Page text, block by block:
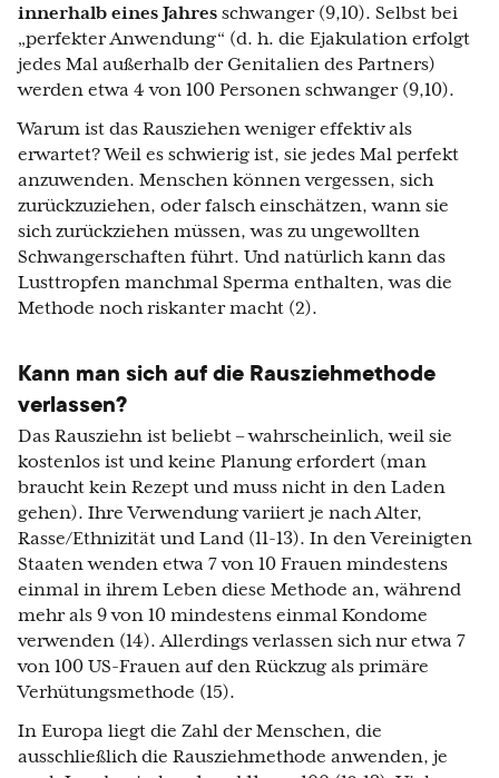
innerhalb eines Jahres schwanger (9,10). Selbst bei
„perfekter Anwendung“ (d. h. die Ejakulation erfolgt
jedes Mal außerhalb der Genitalien des Partners)
werden etwa 4 von 100 Personen schwanger (9,10).
Warum ist das Rausziehen weniger effektiv als
erwartet? Weil es schwierig ist, sie jedes Mal perfekt
anzuwenden. Menschen können vergessen, sich
zurückzuziehen, oder falsch einschätzen, wann sie
sich zurückziehen müssen, was zu ungewollten
Schwangerschaften führt. Und natürlich kann das
Lusttropfen manchmal Sperma enthalten, was die
Methode noch riskanter macht (2).
Kann man sich auf die Rausziehmethode
verlassen?
Das Rausziehn ist beliebt – wahrscheinlich, weil sie
kostenlos ist und keine Planung erfordert (man
braucht kein Rezept und muss nicht in den Laden
gehen). Ihre Verwendung variiert je nach Alter,
Rasse/Ethnizität und Land (11-13). In den Vereinigten
Staaten wenden etwa 7 von 10 Frauen mindestens
einmal in ihrem Leben diese Methode an, während
mehr als 9 von 10 mindestens einmal Kondome
verwenden (14). Allerdings verlassen sich nur etwa 7
von 100 US-Frauen auf den Rückzug als primäre
Verhütungsmethode (15).
In Europa liegt die Zahl der Menschen, die
ausschließlich die Rausziehmethode anwenden, je